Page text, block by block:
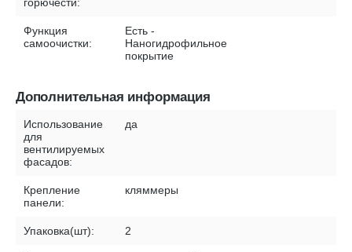
Функция
самоочистки:
Есть -
Наногидрофильное
покрытие
Дополнительная информация
Использование
для
вентилируемых
фасадов:
да
Крепление
панели:
кляммеры
Упаковка(шт): 2